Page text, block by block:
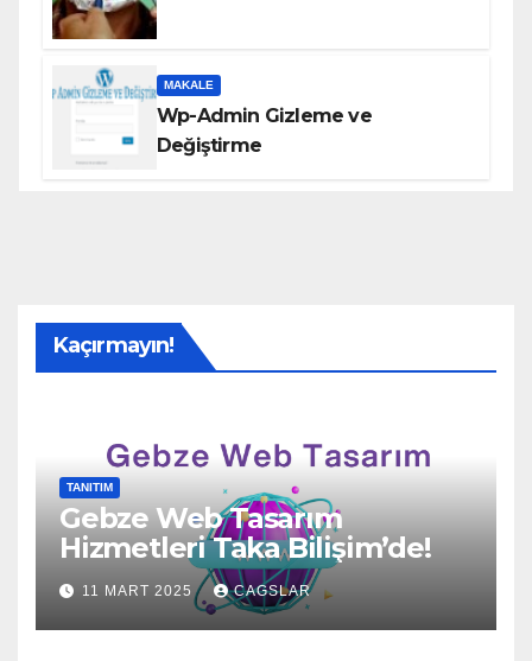
MAKALE
Wp-Admin Gizleme ve
Değiştirme
Kaçırmayın!
TANITIM
Gebze Web Tasarım
Hizmetleri Taka Bilişim’de!
11 MART 2025 CAGSLAR